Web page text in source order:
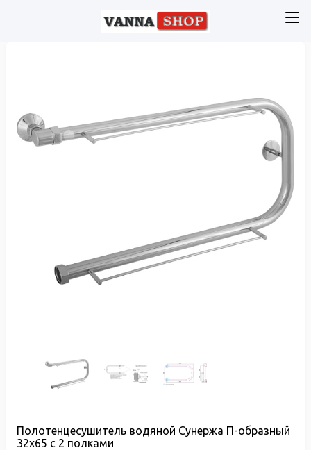
Полотенцесушитель водяной Сунержа П-образный
32x65 с 2 полками